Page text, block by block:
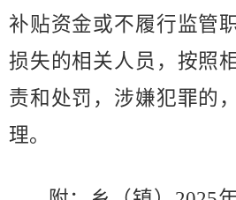
补贴资金或不履行监管
损失的相关人员，按照
责和处罚，涉嫌犯罪的
理。